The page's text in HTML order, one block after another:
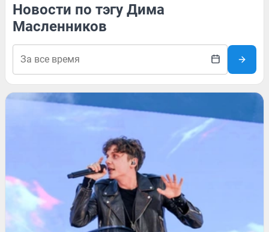
Новости по тэгу Дима
Масленников